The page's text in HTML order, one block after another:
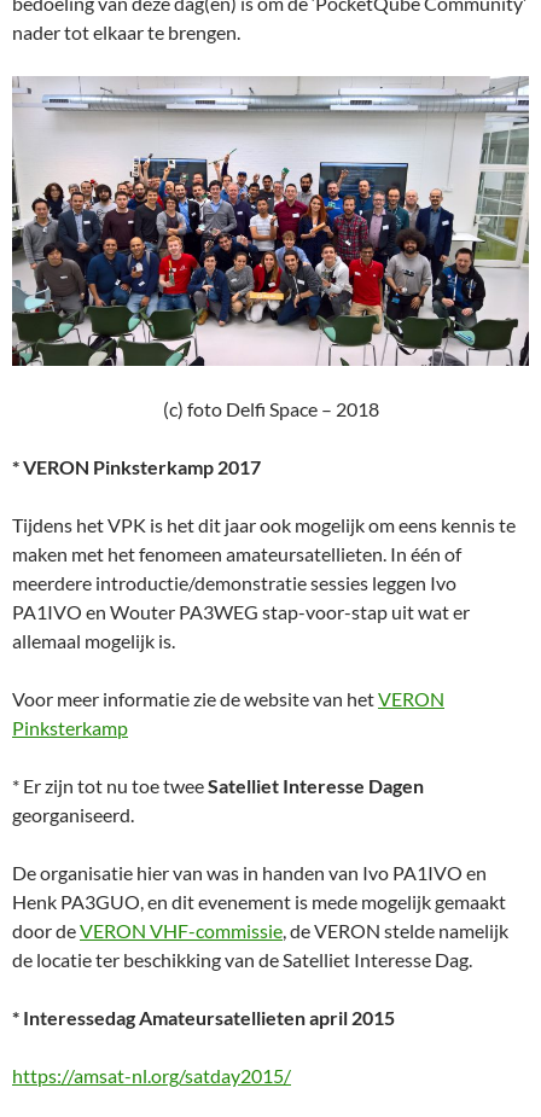
nader tot elkaar te brengen.
(c) foto Delfi Space – 2018
* VERON Pinksterkamp 2017
Tijdens het VPK is het dit jaar ook mogelijk om eens kennis te
maken met het fenomeen amateursatellieten. In één of
meerdere introductie/demonstratie sessies leggen Ivo
PA1IVO en Wouter PA3WEG stap-voor-stap uit wat er
allemaal mogelijk is.
Voor meer informatie zie de website van hetVERON
Pinksterkamp
* Er zijn tot nu toe tweeSatelliet Interesse Dagen
georganiseerd.
De organisatie hier van was in handen van Ivo PA1IVO en
Henk PA3GUO, en dit evenement is mede mogelijk gemaakt
door deVERON VHF-commissie, de VERON stelde namelijk
de locatie ter beschikking van de Satelliet Interesse Dag.
* Interessedag Amateursatellieten april 2015
https://amsat-nl.org/satday2015/